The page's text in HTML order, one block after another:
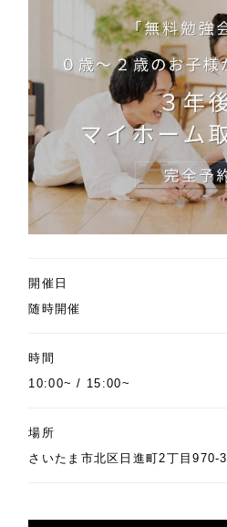
開催日
随時開催
時間
10:00~ / 15:00~
場所
さいたま市北区日進町2丁目970-3